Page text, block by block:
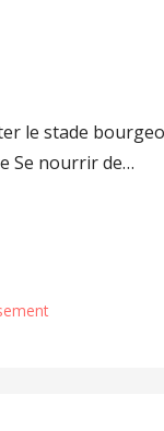
le stade
Se nourrir de…